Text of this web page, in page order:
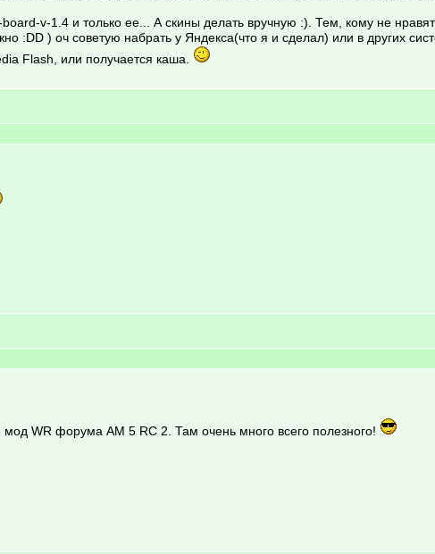
board-v-1.4 и только ее... А скины делать вручную :). Тем, кому не
:DD ) оч советую набрать у Яндекса(что я и сделал) или в других
Flash, или получается каша.
WR форума AM 5 RC 2. Там очень много всего полезного!